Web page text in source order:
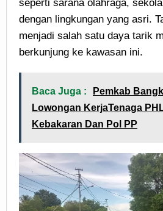
seperti sarana olahraga,
dengan lingkungan yang asri.
menjadi salah satu daya tarik
berkunjung ke kawasan ini.
Baca Juga :
Pemkab
Lowongan KerjaTenaga
Kebakaran Dan Pol PP